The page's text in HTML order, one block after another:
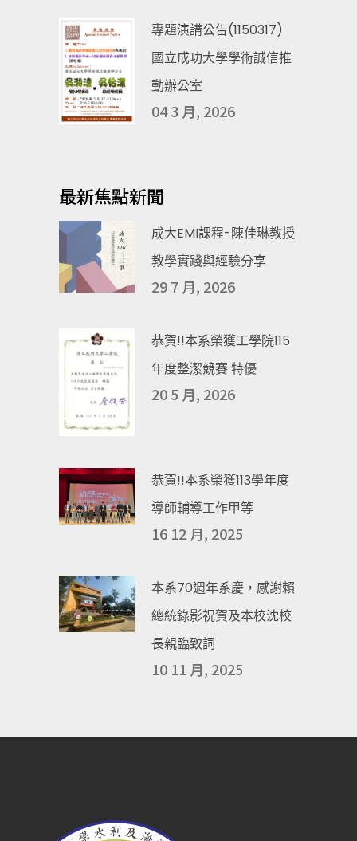
專題演講公告(1150317)
國立成功大學學術誠信推
動辦公室
04 3 月, 2026
最新焦點新聞
成大EMI課程-陳佳琳教授
教學實踐與經驗分享
29 7 月, 2026
恭賀!!本系榮獲工學院115
年度整潔競賽 特優
20 5 月, 2026
恭賀!!本系榮獲113學年度
導師輔導工作甲等
16 12 月, 2025
本系70週年系慶，感謝賴
總統錄影祝賀及本校沈校
長親臨致詞
10 11 月, 2025